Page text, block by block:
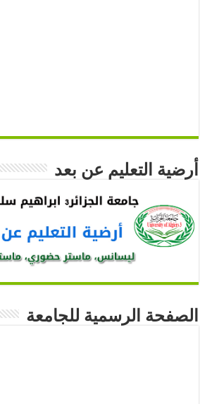
أرضية التعليم عن بعد
الصفحة الرسمية للجامعة